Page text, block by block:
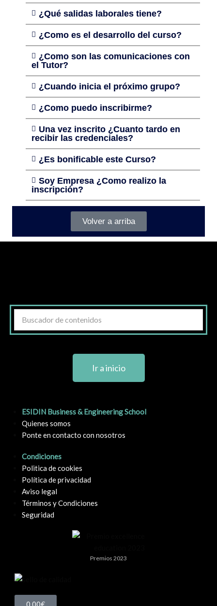
¿Qué salidas laborales tiene?
¿Como es el desarrollo del curso?
¿Como son las comunicaciones con
el Tutor?
¿Cuando inicia el próximo grupo?
¿Como puedo inscribirme?
Una vez inscrito ¿Cuanto tardo en
recibir las credenciales?
¿Es bonificable este Curso?
Soy Empresa ¿Como realizo la
inscripción?
Volver a arriba
Ir a inicio
ESIDIN Business & Engineering School
Quienes somos
Ponte en contacto con nosotros
Condiciones
Politica de cookies
Política de privacidad
Aviso legal
Términos y Condiciones
Seguridad
Premios 2023
0,00€